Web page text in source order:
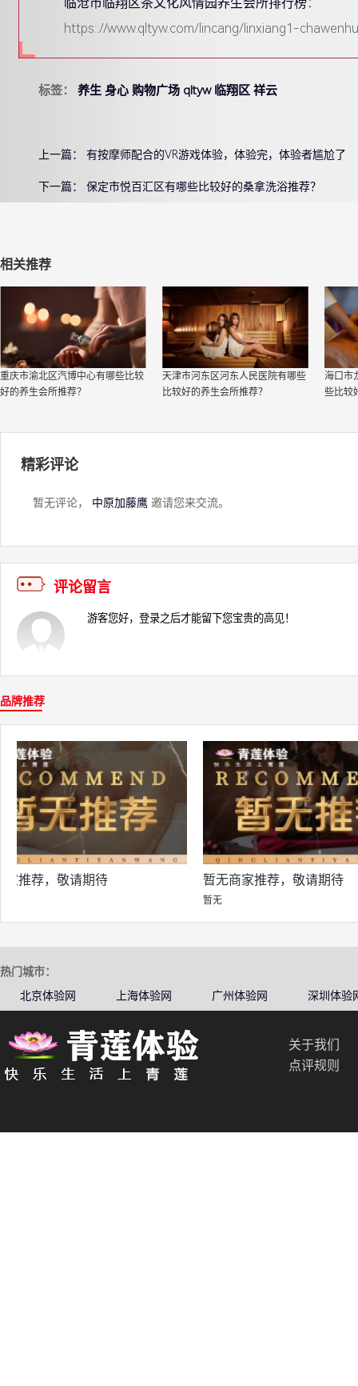
https:://www.qltyw.com/lincang/linxiang1-
标签： 养生 身心 购物广场 qltyw 临翔区 祥云
上一篇： 有按摩师配合的VR游戏体验，体验完，体验者尴尬了
下一篇： 保定市悦百汇区有哪些比较好的桑拿洗浴推荐？
相关推荐
重庆市渝北区汽博中心有哪些比较
好的养生会所推荐？
天津市河东区河东人民医院有哪些
比较好的养生会所推荐？
海口市
些比较
精彩评论
暂无评论， 中原加藤鹰 邀请您来交流。
评论留言
品牌推荐
暂无商家推荐，敬请期待 暂无商家推荐，敬
热门城市：
北京体验网
上海体验网 广州体验网 深圳体验
关于我们
点评规则